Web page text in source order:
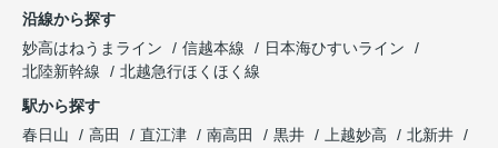
沿線から探す
妙高はねうまライン
信越本線
日本海ひすいライン
北陸新幹線
北越急行ほくほく線
駅から探す
春日山
高田 直江津 南高田 黒井 上越妙高
北新井